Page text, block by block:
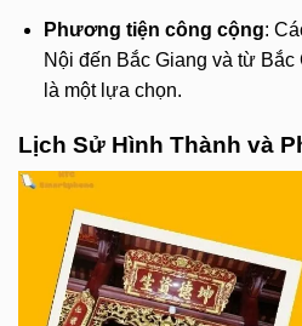
Phương tiện công cộng:
Nội đến Bắc Giang và từ
là một lựa chọn.
Lịch Sử Hình Thành và